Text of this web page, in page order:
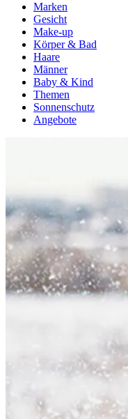
Marken
Gesicht
Make-up
Körper & Bad
Haare
Männer
Baby & Kind
Themen
Sonnenschutz
Angebote